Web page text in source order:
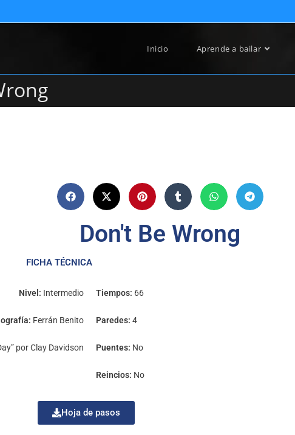
Inicio Aprende a bailar
Don't Be Wrong
FICHA TÉCNICA
Nivel: Intermedio
Ferrán Benito
por Clay Davidson
Tiempos: 66
Paredes: 4
Puentes: No
Reincios: No
Hoja de pasos